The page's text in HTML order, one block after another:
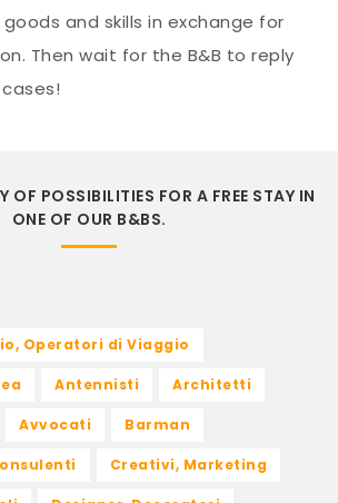
and skills in exchange for
Then wait for the B&B to reply
OF POSSIBILITIES FOR A FREE STAY IN
ONE OF OUR B&BS.
Operatori di Viaggio
Antennisti Architetti
Avvocati Barman
Creativi, Marketing